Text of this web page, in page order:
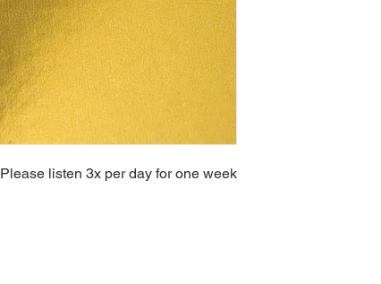
Please listen 3x per day for one week.